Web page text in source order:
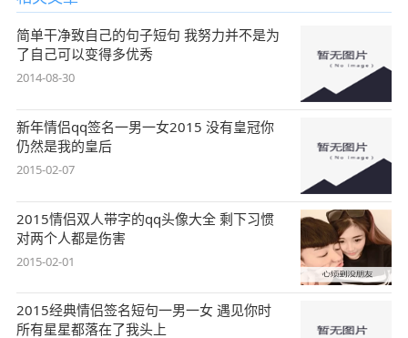
简单干净致自己的句子短句 我努力并不是为
了自己可以变得多优秀
2014-08-30
新年情侣qq签名一男一女2015 没有皇冠你
仍然是我的皇后
2015-02-07
2015情侣双人带字的qq头像大全 剩下习惯
对两个人都是伤害
2015-02-01
2015经典情侣签名短句一男一女 遇见你时
所有星星都落在了我头上